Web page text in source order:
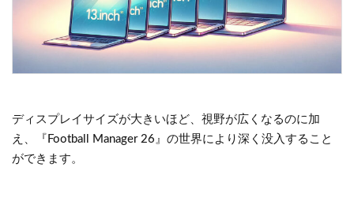
ディスプレイサイズが大きいほど、視野が広くなるのに加
え、『Football Manager 26』の世界により深く没入すること
ができます。